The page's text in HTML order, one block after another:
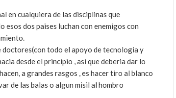
en cualquiera de las disciplinas que
esos dos paises luchan con enemigos con
doctores(con todo el apoyo de tecnologia y
desde el principio , asi que deberia dar lo
a grandes rasgos , es hacer tiro al blanco
de las balas o algun misil al hombro